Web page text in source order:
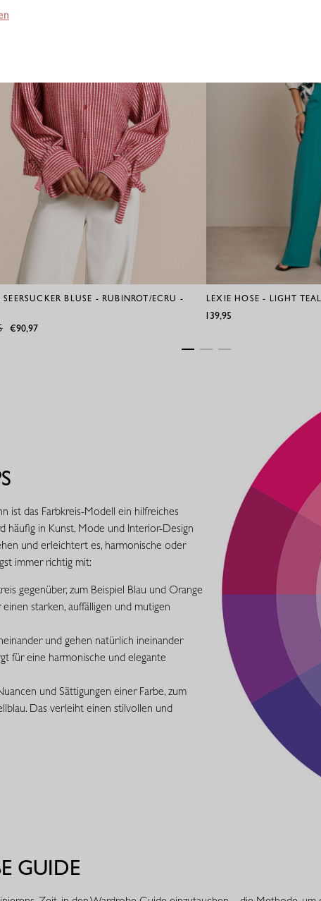
SEERSUCKER BLUSE - RUBINROT/ECRU -
€90,97
LEXIE HOSE - LIGHT
€139,95
ist das Farbkreis-Modell ein hilfreiches
häufig in Kunst, Mode und Interior-Design
und erleichtert es, harmonische oder
immer richtig mit:
gegenüber, zum Beispiel Blau und Orange
starken, auffälligen und mutigen
und gehen natürlich ineinander
für eine harmonische und elegante
und Sättigungen einer Farbe, zum
Das verleiht einen stilvollen und
GUIDE